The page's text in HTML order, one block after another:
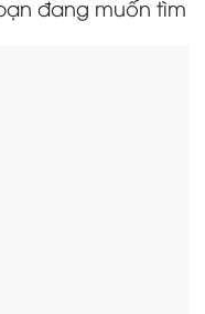
đang muốn tìm